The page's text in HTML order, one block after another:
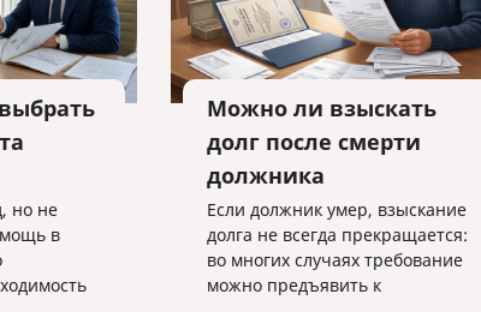
но не
в
Можно ли взыскать
долг после смерти
должника
Если должник умер, взыскание
долга не всегда прекращается:
во многих случаях требование
можно предъявить к